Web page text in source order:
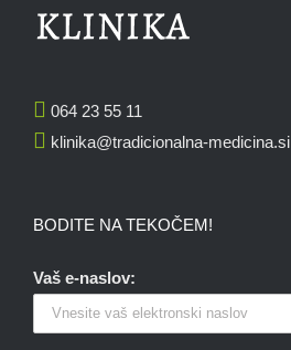
064 23 55 11
klinika@tradicionalna-medicina.si
BODITE NA TEKOČEM!
Vaš e-naslov: